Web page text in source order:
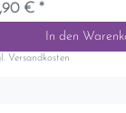
€ *
In den
Versandkosten